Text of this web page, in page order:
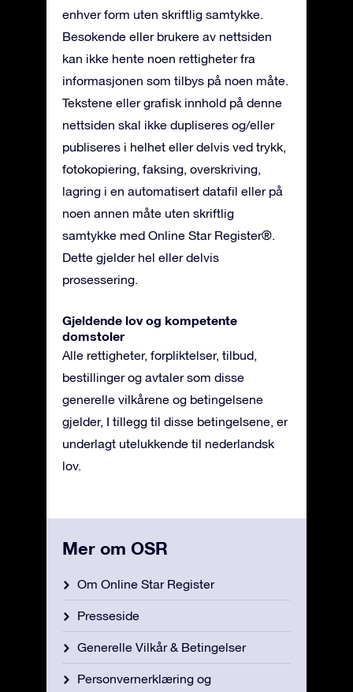
enhver form uten skriftlig samtykke.
Besøkende eller brukere av nettsiden
kan ikke hente noen rettigheter fra
informasjonen som tilbys på noen måte.
Tekstene eller grafisk innhold på denne
nettsiden skal ikke dupliseres og/eller
publiseres i helhet eller delvis ved trykk,
fotokopiering, faksing, overskriving,
lagring i en automatisert datafil eller på
noen annen måte uten skriftlig
samtykke med Online Star Register®.
Dette gjelder hel eller delvis
prosessering.
Gjeldende lov og kompetente
domstoler
Alle rettigheter, forpliktelser, tilbud,
bestillinger og avtaler som disse
generelle vilkårene og betingelsene
gjelder, I tillegg til disse betingelsene, er
underlagt utelukkende til nederlandsk
lov.
Mer om OSR
Om Online Star Register
Presseside
Generelle Vilkår & Betingelser
Personvernerklæring og